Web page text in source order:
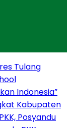
Tulang
Indonesia”
Kabupaten
Posyandu